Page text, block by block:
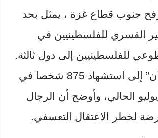
رفح جنوب قطاع غزة ، يمثل بحد
القسري للفلسطينيين في
للفلسطينيين إلى دول ثالثة.
وبحسب مركز إعلام الأمم المتحدة، أشار “الخيطان” إلى استشهاد 875 شخصا في
غزة أثناء محاولتهم الحصول على الغذاء حتى 13 يوليو الحالي، وأوضح أن الرجال
لخطر الاعتقال التعسفي.